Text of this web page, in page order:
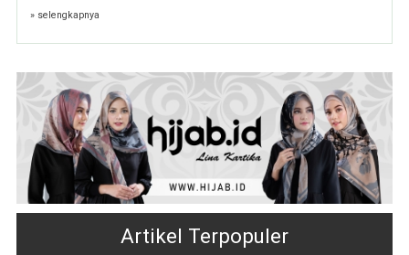
» selengkapnya
Artikel Terpopuler